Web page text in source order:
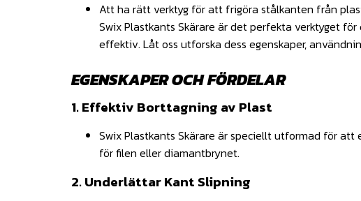
Att ha rätt verktyg för att frigöra stålkanten från
Swix Plastkants Skärare är det perfekta verktyget
effektiv. Låt oss utforska dess egenskaper,
EGENSKAPER OCH FÖRDELAR
1. Effektiv Borttagning av Plast
Swix Plastkants Skärare är speciellt utformad för
för filen eller diamantbrynet.
2. Underlättar Kant Slipning